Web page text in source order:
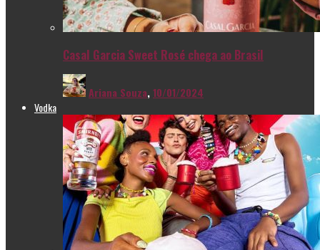
Casal Garcia Sweet Rosé chega ao Brasil
Ariana Souza,10/01/2024
Vodka